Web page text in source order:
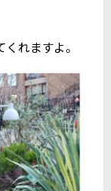
れますよ。